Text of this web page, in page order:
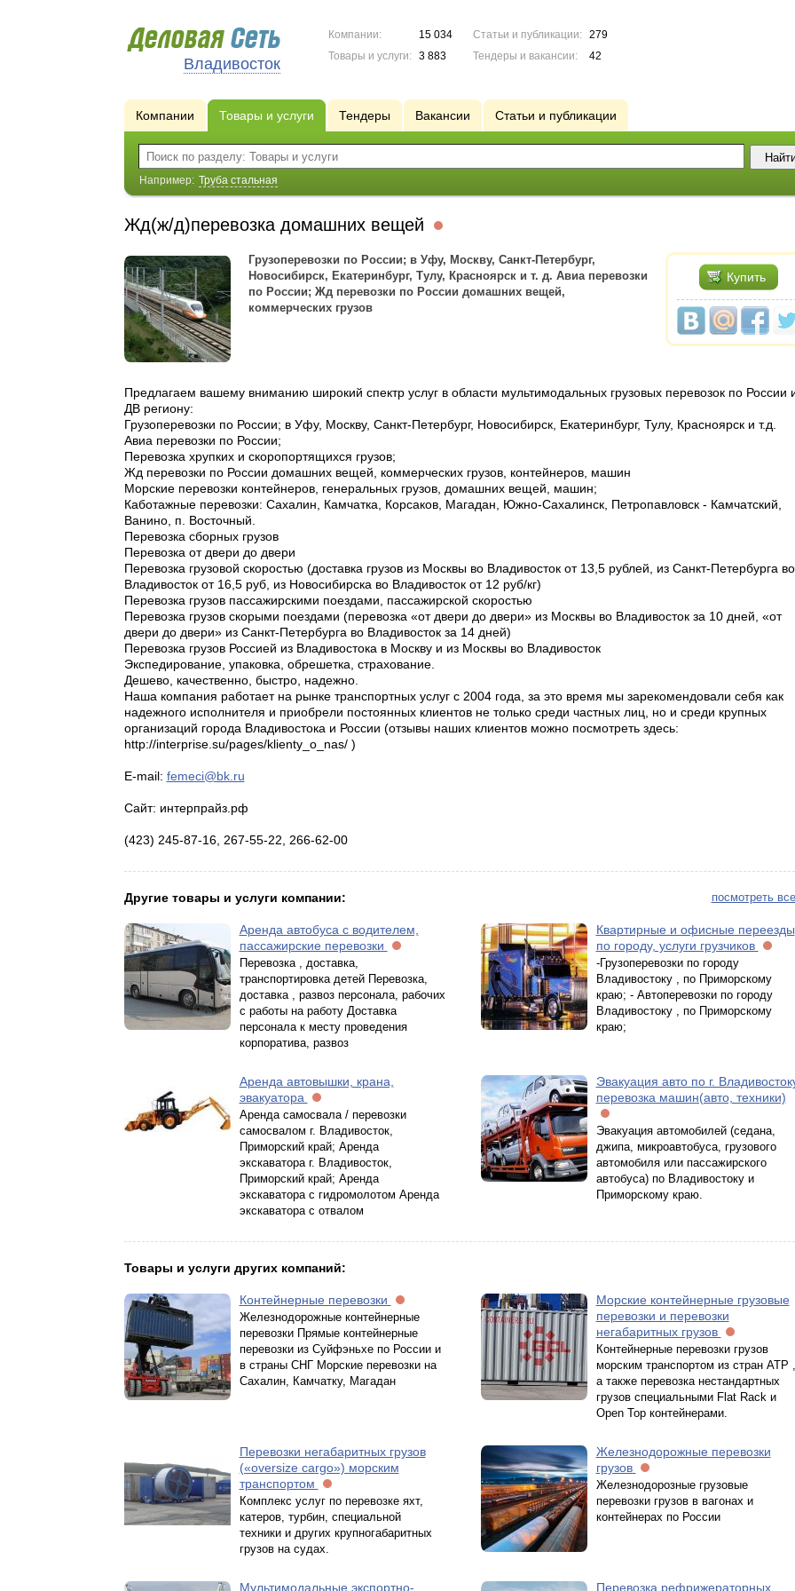
Владивосток
Компании:
15 034
Товары и услуги:
3 883
Статьи и публикации:
279
Тендеры и вакансии:
42
Компании Товары и услуги Тендеры Вакансии Статьи и публикации
Например: Труба стальная
Жд(ж/д)перевозка домашних вещей
Купить
Грузоперевозки по России; в Уфу, Москву, Санкт-Петербург,
Новосибирск, Екатеринбург, Тулу, Красноярск и т. д. Авиа перевозки
по России; Жд перевозки по России домашних вещей,
коммерческих грузов
Предлагаем вашему вниманию широкий спектр услуг в области мультимодальных грузовых перевозок по России
ДВ региону:
Грузоперевозки по России; в Уфу, Москву, Санкт-Петербург, Новосибирск, Екатеринбург, Тулу, Красноярск и т.д.
Авиа перевозки по России;
Перевозка хрупких и скоропортящихся грузов;
Жд перевозки по России домашних вещей, коммерческих грузов, контейнеров, машин
Морские перевозки контейнеров, генеральных грузов, домашних вещей, машин;
Каботажные перевозки: Сахалин, Камчатка, Корсаков, Магадан, Южно-Сахалинск, Петропавловск - Камчатский,
Ванино, п. Восточный.
Перевозка сборных грузов
Перевозка от двери до двери
Перевозка грузовой скоростью (доставка грузов из Москвы во Владивосток от 13,5 рублей, из Санкт-Петербурга во
Владивосток от 16,5 руб, из Новосибирска во Владивосток от 12 руб/кг)
Перевозка грузов пассажирскими поездами, пассажирской скоростью
Перевозка грузов скорыми поездами (перевозка «от двери до двери» из Москвы во Владивосток за 10 дней, «от
двери до двери» из Санкт-Петербурга во Владивосток за 14 дней)
Перевозка грузов Россией из Владивостока в Москву и из Москвы во Владивосток
Экспедирование, упаковка, обрешетка, страхование.
Дешево, качественно, быстро, надежно.
Наша компания работает на рынке транспортных услуг с 2004 года, за это время мы зарекомендовали себя как
надежного исполнителя и приобрели постоянных клиентов не только среди частных лиц, но и среди крупных
организаций города Владивостока и России (отзывы наших клиентов можно посмотреть здесь:
http://interprise.su/pages/klienty_o_nas/ )
E-mail: femeci@bk.ru
Сайт: интерпрайз.рф
(423) 245-87-16, 267-55-22, 266-62-00
посмотреть
Другие товары и услуги компании:
Аренда автобуса с водителем,
пассажирские перевозки
Перевозка , доставка,
транспортировка детей Перевозка,
доставка , развоз персонала, рабочих
с работы на работу Доставка
персонала к месту проведения
корпоратива, развоз
Квартирные и офисные переезды
по городу, услуги грузчиков
-Грузоперевозки по городу
Владивостоку , по Приморскому
краю; - Автоперевозки по городу
Владивостоку , по Приморскому
краю;
Аренда автовышки, крана,
эвакуатора
Аренда самосвала / перевозки
самосвалом г. Владивосток,
Приморский край; Аренда
экскаватора г. Владивосток,
Приморский край; Аренда
экскаватора с гидромолотом Аренда
экскаватора с отвалом
Эвакуация авто по г.
перевозка машин(авто, техники)
Эвакуация автомобилей (седана,
джипа, микроавтобуса, грузового
автомобиля или пассажирского
автобуса) по Владивостоку и
Приморскому краю.
Товары и услуги других компаний:
Контейнерные перевозки
Железнодорожные контейнерные
перевозки Прямые контейнерные
перевозки из Суйфэньхе по России и
в страны СНГ Морские перевозки на
Сахалин, Камчатку, Магадан
Морские контейнерные грузовые
перевозки и перевозки
негабаритных грузов
Контейнерные перевозки грузов
морским транспортом из стран АТР ,
а также перевозка нестандартных
грузов специальными Flat Rack и
Open Top контейнерами.
Перевозки негабаритных грузов
(«oversize cargo») морским
транспортом
Комплекс услуг по перевозке яхт,
катеров, турбин, специальной
техники и других крупногабаритных
грузов на судах.
Железнодорожные перевозки
грузов
Железнодорозные грузовые
перевозки грузов в вагонах и
контейнерах по России
Мультимодальные экспортно- Перевозка рефрижераторных